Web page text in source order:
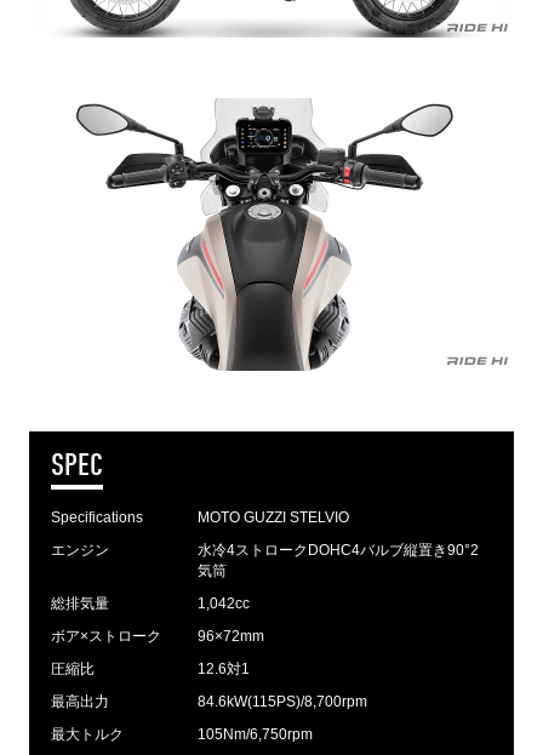
SPEC
Specifications
MOTO GUZZI STELVIO
エンジン
水冷4ストロークDOHC4バルブ縦置き90°2
気筒
総排気量
1,042cc
ボア×ストローク
96×72mm
圧縮比
12.6対1
最高出力
84.6kW(115PS)/8,700rpm
最大トルク
105Nm/6,750rpm